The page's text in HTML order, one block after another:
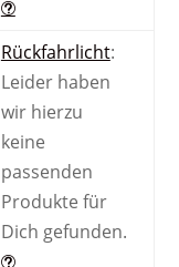
Rückfahrlicht:
Leider haben
wir hierzu
keine
passenden
Produkte für
Dich gefunden.